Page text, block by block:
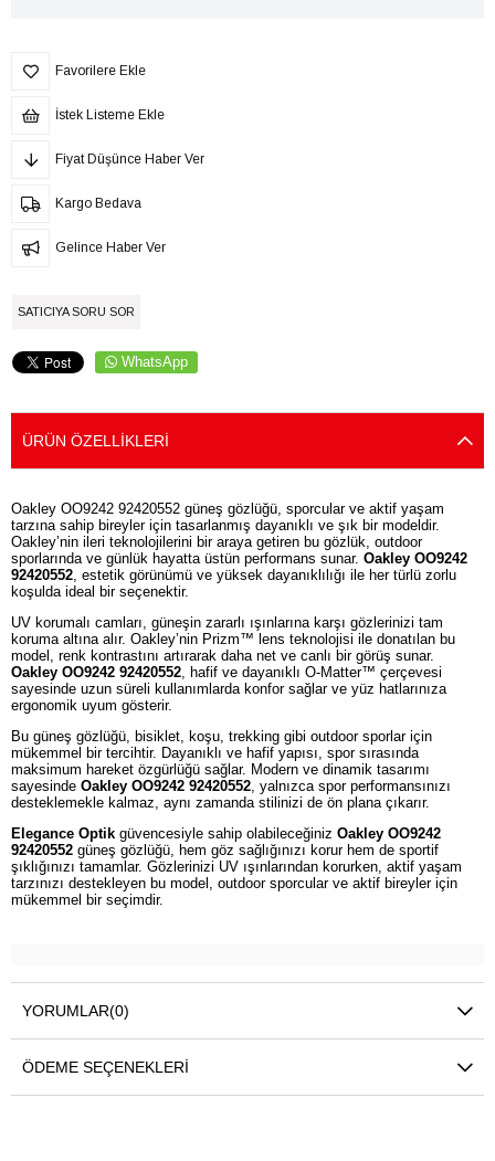
Favorilere Ekle
İstek Listeme Ekle
Fiyat Düşünce Haber Ver
Kargo Bedava
Gelince Haber Ver
SATICIYA SORU SOR
WhatsApp
ÜRÜN ÖZELLIKLERI
Oakley OO9242 92420552 güneş gözlüğü, sporcular ve aktif yaşam
tarzına sahip bireyler için tasarlanmış dayanıklı ve şık bir modeldir.
Oakley’nin ileri teknolojilerini bir araya getiren bu gözlük, outdoor
sporlarında ve günlük hayatta üstün performans sunar. Oakley OO9242
92420552, estetik görünümü ve yüksek dayanıklılığı ile her türlü zorlu
koşulda ideal bir seçenektir.
UV korumalı camları, güneşin zararlı ışınlarına karşı gözlerinizi tam
koruma altına alır. Oakley’nin Prizm™ lens teknolojisi ile donatılan bu
model, renk kontrastını artırarak daha net ve canlı bir görüş sunar.
Oakley OO9242 92420552 , hafif ve dayanıklı O-Matter™ çerçevesi
sayesinde uzun süreli kullanımlarda konfor sağlar ve yüz hatlarınıza
ergonomik uyum gösterir.
Bu güneş gözlüğü, bisiklet, koşu, trekking gibi outdoor sporlar için
mükemmel bir tercihtir. Dayanıklı ve hafif yapısı, spor sırasında
maksimum hareket özgürlüğü sağlar. Modern ve dinamik tasarımı
sayesinde Oakley OO9242 92420552 , yalnızca spor performansınızı
desteklemekle kalmaz, aynı zamanda stilinizi de ön plana çıkarır.
Elegance Optik güvencesiyle sahip olabileceğiniz Oakley OO9242
92420552 güneş gözlüğü, hem göz sağlığınızı korur hem de sportif
şıklığınızı tamamlar. Gözlerinizi UV ışınlarından korurken, aktif yaşam
tarzınızı destekleyen bu model, outdoor sporcular ve aktif bireyler için
mükemmel bir seçimdir.
YORUMLAR(0)
ÖDEME SEÇENEKLERI